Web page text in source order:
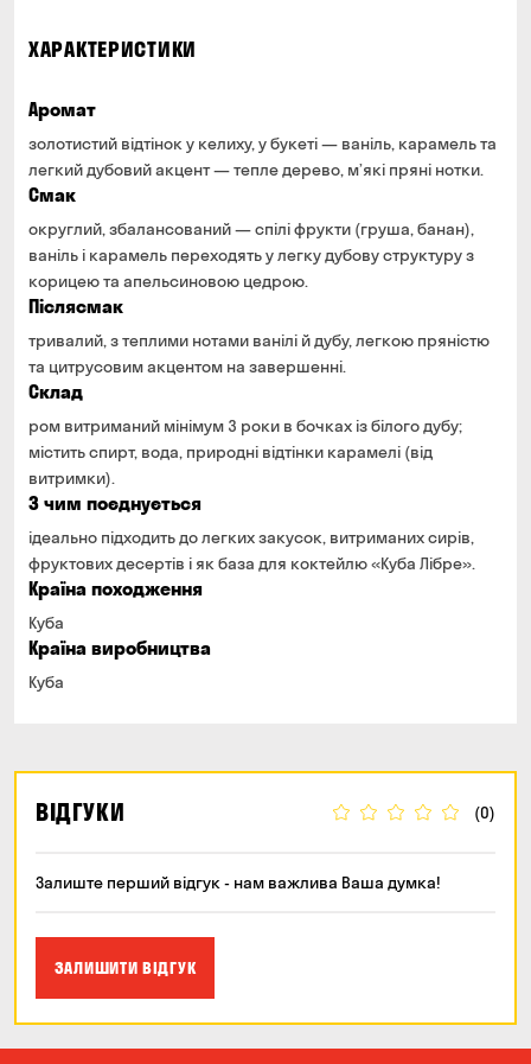
ХАРАКТЕРИСТИКИ
Аромат
золотистий відтінок у келиху, у букеті — ваніль, карамель та
легкий дубовий акцент — тепле дерево, м’які пряні нотки.
Смак
округлий, збалансований — спілі фрукти (груша, банан),
ваніль і карамель переходять у легку дубову структуру з
корицею та апельсиновою цедрою.
Післясмак
тривалий, з теплими нотами ванілі й дубу, легкою пряністю
та цитрусовим акцентом на завершенні.
Склад
ром витриманий мінімум 3 роки в бочках із білого дубу;
містить спирт, вода, природні відтінки карамелі (від
витримки).
З чим поєднується
ідеально підходить до легких закусок, витриманих сирів,
фруктових десертів і як база для коктейлю «Куба Лібре».
Країна походження
Куба
Країна виробництва
Куба
ВІДГУКИ (0)
Залиште перший відгук - нам важлива Ваша думка!
ЗАЛИШИТИ ВІДГУК